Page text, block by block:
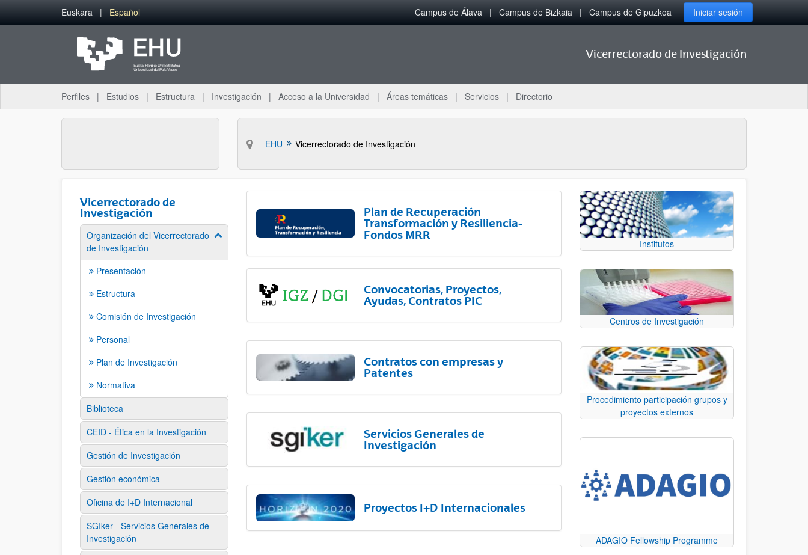
Saltar al contenido principal
Euskara Español Campus de Álava Campus de Bizkaia Campus de Gipuzkoa Iniciar sesión
Vicerrectorado de Investigación
Perfiles Estudios Estructura Investigación Acceso a la Universidad Áreas temáticas Servicios Directorio
EHU Vicerrectorado de Investigación
Vicerrectorado de
Investigación
Organización del Vicerrectorado
de Investigación
Mostrar/ocultar subpáginas
Presentación
Estructura
Comisión de Investigación
Personal
Plan de Investigación
Normativa
Biblioteca
CEID - Ética en la Investigación
Gestión de Investigación
Gestión económica
Oficina de I+D Internacional
SGIker - Servicios Generales de
Investigación
Plan de Recuperación
Transformación y Resiliencia-
Fondos MRR
Convocatorias, Proyectos,
Ayudas, Contratos PIC
Contratos con empresas y
Patentes
Servicios Generales de
Investigación
Proyectos I+D Internacionales
Institutos
Centros de Investigación
Procedimiento participación grupos y
proyectos externos
ADAGIO Fellowship Programme